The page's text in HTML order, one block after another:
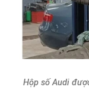
Hộp số Audi